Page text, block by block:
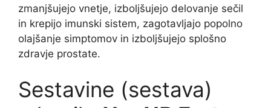
zmanjšujejo vnetje, izboljšujejo delovanje sečil
in krepijo imunski sistem, zagotavljajo popolno
olajšanje simptomov in izboljšujejo splošno
zdravje prostate.
Sestavine (sestava)